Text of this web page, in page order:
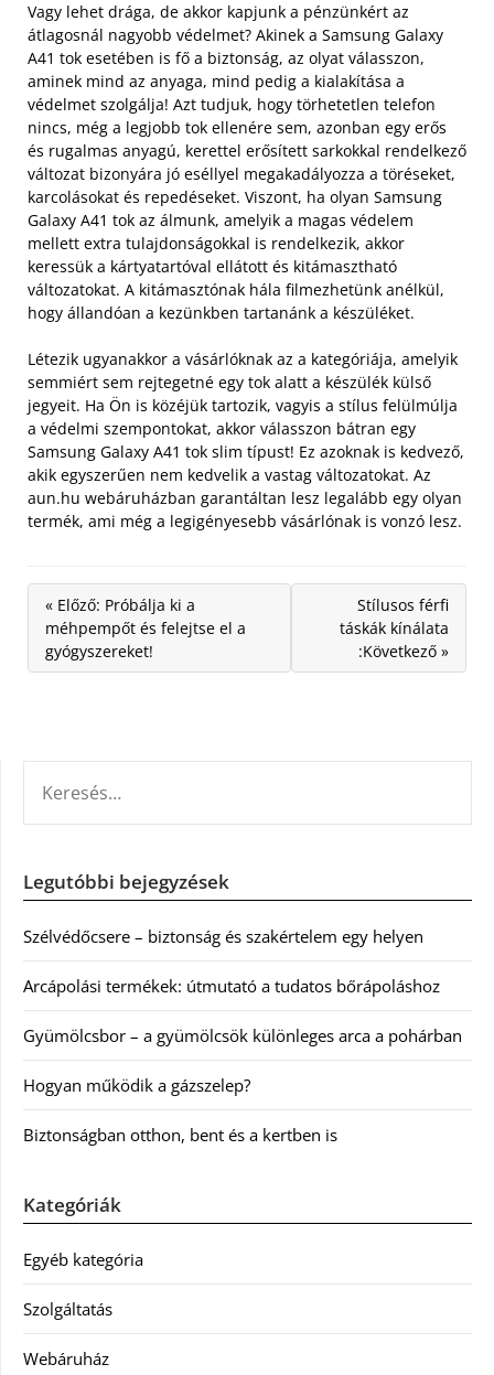
Vagy lehet drága, de akkor kapjunk a pénzünkért az
átlagosnál nagyobb védelmet? Akinek a Samsung Galaxy
A41 tok esetében is fő a biztonság, az olyat válasszon,
aminek mind az anyaga, mind pedig a kialakítása a
védelmet szolgálja! Azt tudjuk, hogy törhetetlen telefon
nincs, még a legjobb tok ellenére sem, azonban egy erős
és rugalmas anyagú, kerettel erősített sarkokkal rendelkező
változat bizonyára jó eséllyel megakadályozza a töréseket,
karcolásokat és repedéseket. Viszont, ha olyan Samsung
Galaxy A41 tok az álmunk, amelyik a magas védelem
mellett extra tulajdonságokkal is rendelkezik, akkor
keressük a kártyatartóval ellátott és kitámasztható
változatokat. A kitámasztónak hála filmezhetünk anélkül,
hogy állandóan a kezünkben tartanánk a készüléket.
Létezik ugyanakkor a vásárlóknak az a kategóriája, amelyik
semmiért sem rejtegetné egy tok alatt a készülék külső
jegyeit. Ha Ön is közéjük tartozik, vagyis a stílus felülmúlja
a védelmi szempontokat, akkor válasszon bátran egy
Samsung Galaxy A41 tok slim típust! Ez azoknak is kedvező,
akik egyszerűen nem kedvelik a vastag változatokat. Az
aun.hu webáruházban garantáltan lesz legalább egy olyan
termék, ami még a legigényesebb vásárlónak is vonzó lesz.
« Előző: Próbálja ki a
méhpempőt és felejtse el a
gyógyszereket!
Stílusos férfi
táskák kínálata
:Következő »
Legutóbbi bejegyzések
Szélvédőcsere – biztonság és szakértelem egy helyen
Arcápolási termékek: útmutató a tudatos bőrápoláshoz
Gyümölcsbor – a gyümölcsök különleges arca a pohárban
Hogyan működik a gázszelep?
Biztonságban otthon, bent és a kertben is
Kategóriák
Egyéb kategória
Szolgáltatás
Webáruház